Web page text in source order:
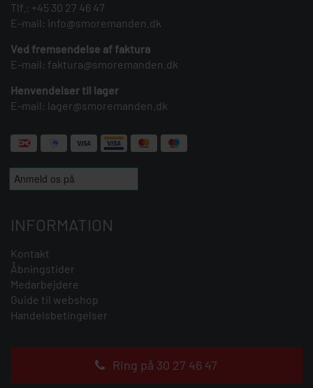
Tlf.: +45 30 27 46 47
E-mail: info@smoremanden.dk
Ved fremsendelse af faktura
E-mail: faktura@smoremanden.dk
Henvendelser til lager
E-mail: lager@smoremanden.dk
INFORMATION
Kontakt
Åbningstider
Medarbejdere
Guide til webshop
Handelsbetingelser
Ring på 30 27 46 47